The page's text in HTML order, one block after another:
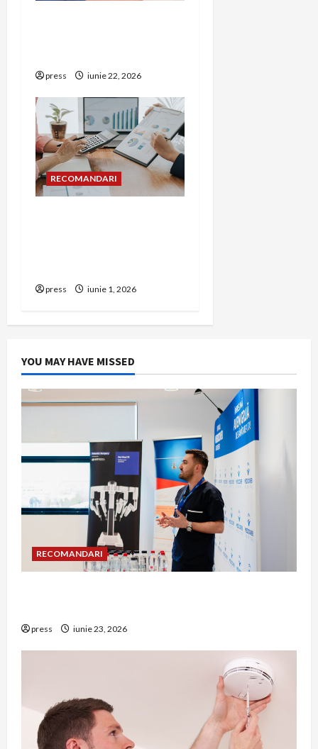
press iunie 22, 2026
RECOMANDARI
press iunie 1, 2026
YOU MAY HAVE MISSED
RECOMANDARI
press iunie 23, 2026